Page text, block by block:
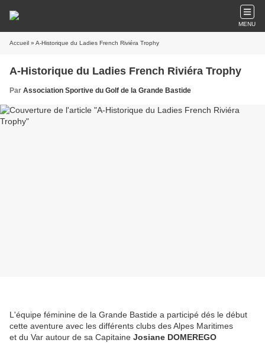
MENU
Accueil » A-Historique du Ladies French Riviéra Trophy
A-Historique du Ladies French Riviéra Trophy
Par Association Sportive du Golf de la Grande Bastide
L'équipe féminine de la Grande Bastide a participé dés le début
cette aventure avec les différents clubs des Alpes Maritimes
et du Var autour de sa Capitaine Josiane DOMEREGO